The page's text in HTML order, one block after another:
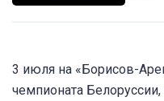
3 июля на «Борисов-
чемпионата